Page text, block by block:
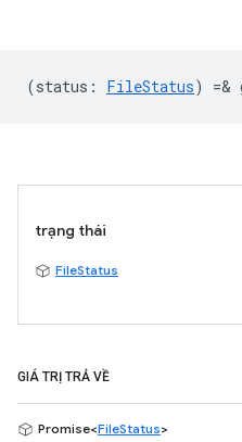
(status : FileStatus) =&
trạng thái
FileStatus
GIÁ TRỊ TRẢ VỀ
Promise<FileStatus>